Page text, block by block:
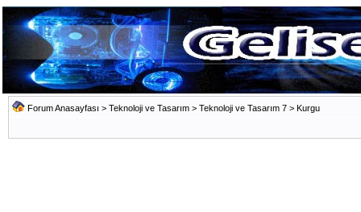
Forum Anasayfası > Teknoloji ve Tasarım > Teknoloji ve Tasarım 7 > Kurgu